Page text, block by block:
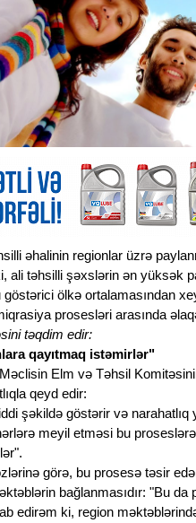
əhalinin regionlar üzrə
ali təhsilli şəxslərin ən yüksək
ölkə ortalamasından
prosesləri arasında
təqdim edir:
qayıtmaq istəmirlər"
Elm və Təhsil
qeyd edir:
şəkildə göstərir və
meyil etməsi bu
görə, bu prosesə təsir
bağlanmasıdır: "Bu
edirəm ki, region